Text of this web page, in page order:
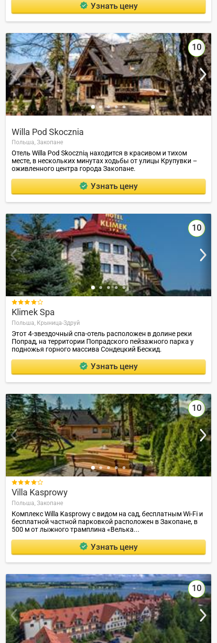
Узнать цену
10
Willa Pod Skoczniа
Польша, Закопане
Отель Willa Pod Skocznią находится в красивом и тихом
месте, в нескольких минутах ходьбы от улицы Крупувки –
оживленного центра города Закопане.
Узнать цену
10

Klimek Spa
Польша, Крыница-Здруй
Этот 4-звездочный спа-отель расположен в долине реки
Попрад, на территории Попрадского пейзажного парка у
подножья горного массива Сондецкий Бескид.
Узнать цену
10

Villa Kasprowy
Польша, Закопане
Комплекс Willa Kasprowy с видом на сад, бесплатным Wi-Fi и
бесплатной частной парковкой расположен в Закопане, в
500 м от лыжного трамплина «Велька...
Узнать цену
10